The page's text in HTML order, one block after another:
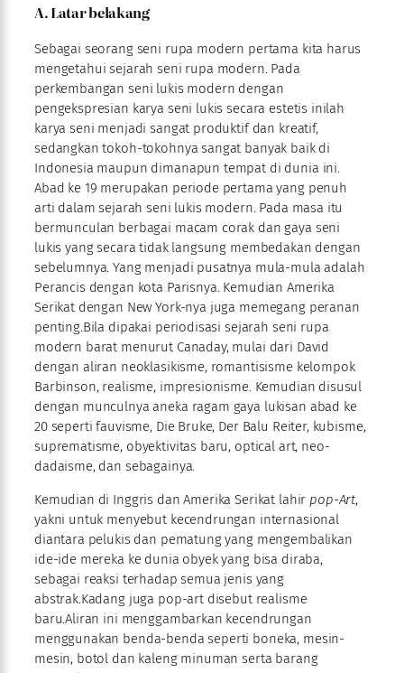
A. Latar belakang
Sebagai seorang seni rupa modern pertama kita harus
mengetahui sejarah seni rupa modern. Pada
perkembangan seni lukis modern dengan
pengekspresian karya seni lukis secara estetis inilah
karya seni menjadi sangat produktif dan kreatif,
sedangkan tokoh-tokohnya sangat banyak baik di
Indonesia maupun dimanapun tempat di dunia ini.
Abad ke 19 merupakan periode pertama yang penuh
arti dalam sejarah seni lukis modern. Pada masa itu
bermunculan berbagai macam corak dan gaya seni
lukis yang secara tidak langsung membedakan dengan
sebelumnya. Yang menjadi pusatnya mula-mula adalah
Perancis dengan kota Parisnya. Kemudian Amerika
Serikat dengan New York-nya juga memegang peranan
penting.Bila dipakai periodisasi sejarah seni rupa
modern barat menurut Canaday, mulai dari David
dengan aliran neoklasikisme, romantisisme kelompok
Barbinson, realisme, impresionisme. Kemudian disusul
dengan munculnya aneka ragam gaya lukisan abad ke
20 seperti fauvisme, Die Bruke, Der Balu Reiter, kubisme,
suprematisme, obyektivitas baru, optical art, neo-
dadaisme, dan sebagainya.
Kemudian di Inggris dan Amerika Serikat lahir pop-Art,
yakni untuk menyebut kecendrungan internasional
diantara pelukis dan pematung yang mengembalikan
ide-ide mereka ke dunia obyek yang bisa diraba,
sebagai reaksi terhadap semua jenis yang
abstrak.Kadang juga pop-art disebut realisme
baru.Aliran ini menggambarkan kecendrungan
menggunakan benda-benda seperti boneka, mesin-
mesin, botol dan kaleng minuman serta barang